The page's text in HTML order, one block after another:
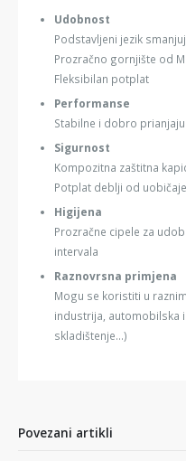
Udobnost
Podstavljeni jezik
Prozračno gornjište od
Fleksibilan potplat
Performanse
Stabilne i dobro
Sigurnost
Kompozitna zaštitna
Potplat deblji od
Higijena
Prozračne cipele za
intervala
Raznovrsna primjena
Mogu se koristiti u
industrija, automobilska
skladištenje...)
Povezani artikli